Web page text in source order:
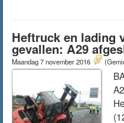
Heftruck en lading
gevallen: A29
Maandag 7 november 2016